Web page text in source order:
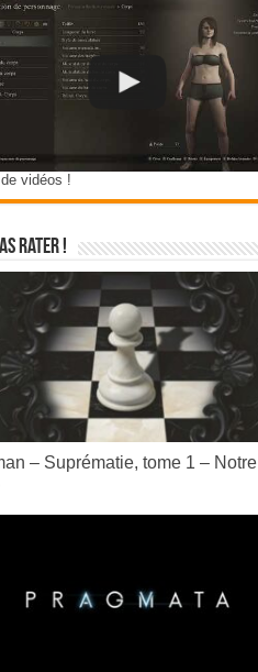
vidéos !
rater !
– Suprématie, tome 1 – Notre